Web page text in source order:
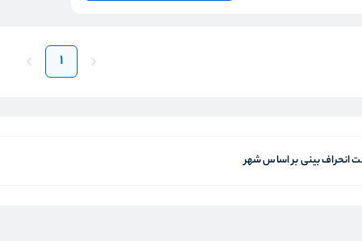
1
انحراف بینی بر اساس شهر